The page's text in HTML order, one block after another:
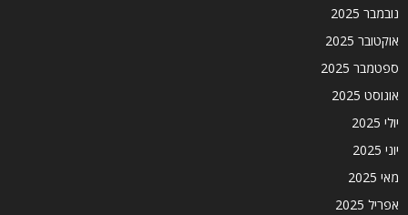
נובמבר 2025
אוקטובר 2025
ספטמבר 2025
אוגוסט 2025
יולי 2025
יוני 2025
מאי 2025
אפריל 2025